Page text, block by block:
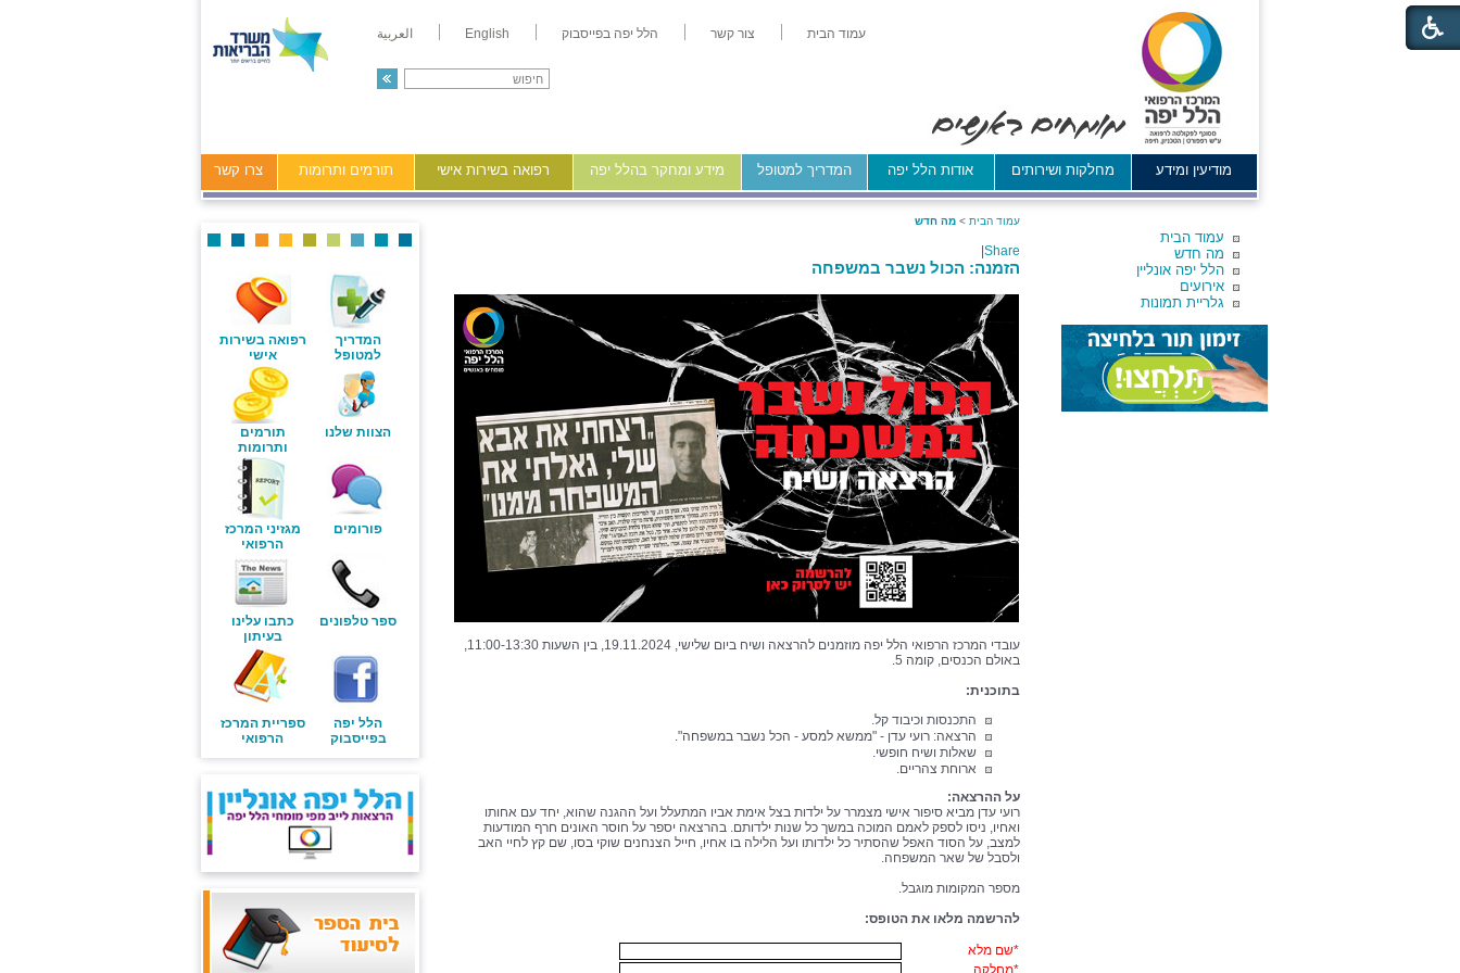
עמוד הבית צור קשר הלל יפה בפייסבוק English العربية
מודיעין ומידע מחלקות ושירותים אודות הלל יפה המדריך למטופל מידע ומחקר בהלל יפה רפואה בשירות אישי תורמים ותרומות צרו קשר
עמוד הבית
מה חדש
הלל יפה אונליין
אירועים
גלריית תמונות
עמוד הבית > מה חדש
Share
הזמנה: הכול נשבר במשפחה
עובדי המרכז הרפואי הלל יפה מוזמנים להרצאה ושיח ביום שלישי, 19.11.2024, בין השעות 11:00-13:30,
באולם הכנסים, קומה 5.
בתוכנית:
התכנסות וכיבוד קל.
הרצאה: רועי עדן - "ממשא למסע - הכל נשבר במשפחה".
שאלות ושיח חופשי.
ארוחת צהריים.
על ההרצאה:
רועי עדן מביא סיפור אישי מצמרר על ילדות בצל אימת אביו המתעלל ועל ההגנה שהוא, יחד עם אחותו
ואחיו, ניסו לספק לאמם המוכה במשך כל שנות ילדותם. בהרצאה יספר על חוסר האונים חרף המודעות
למצב, על הסוד האפל שהסתיר כל ילדותו ועל הלילה בו אחיו, חייל הצנחנים שוקי בסו, שם קץ לחיי האב
ולסבל של שאר המשפחה.
מספר המקומות מוגבל.
להרשמה מלאו את הטופס:
*שם מלא
*מחלקה
המדריך
למטופל
רפואה בשירות
אישי
הצוות שלנו
תורמים
ותרומות
פורומים
מגזיני המרכז
הרפואי
ספר טלפונים
כתבו עלינו
בעיתון
הלל יפה
בפייסבוק
ספריית המרכז
הרפואי